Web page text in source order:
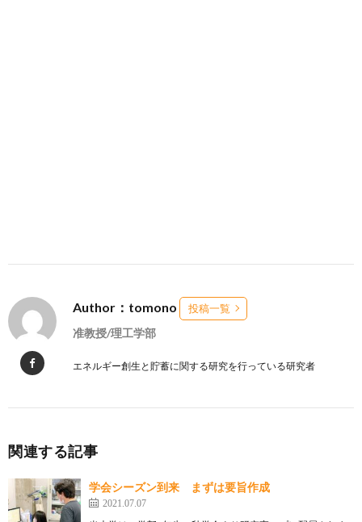
Author：tomono 投稿一覧
准教授/理工学部
エネルギー創生と貯蓄に関する研究を行っている研究者
関連する記事
学会シーズン到来 まずは要旨作成
2021.07.07